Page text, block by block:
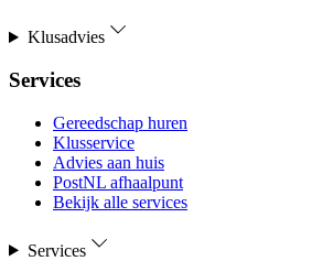
Klusadvies
Services
Gereedschap huren
Klusservice
Advies aan huis
PostNL afhaalpunt
Bekijk alle services
Services